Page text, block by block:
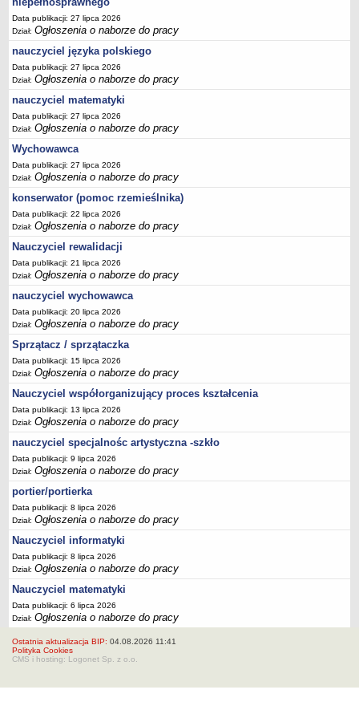
Data publikacji: 27 lipca 2026
Dział:Ogłoszenia o naborze do pracy
nauczyciel języka polskiego
Data publikacji: 27 lipca 2026
Dział:Ogłoszenia o naborze do pracy
nauczyciel matematyki
Data publikacji: 27 lipca 2026
Dział:Ogłoszenia o naborze do pracy
Wychowawca
Data publikacji: 27 lipca 2026
Dział:Ogłoszenia o naborze do pracy
konserwator (pomoc rzemieślnika)
Data publikacji: 22 lipca 2026
Dział:Ogłoszenia o naborze do pracy
Nauczyciel rewalidacji
Data publikacji: 21 lipca 2026
Dział:Ogłoszenia o naborze do pracy
nauczyciel wychowawca
Data publikacji: 20 lipca 2026
Dział:Ogłoszenia o naborze do pracy
Sprzątacz / sprzątaczka
Data publikacji: 15 lipca 2026
Dział:Ogłoszenia o naborze do pracy
Nauczyciel współorganizujący proces kształcenia
Data publikacji: 13 lipca 2026
Dział:Ogłoszenia o naborze do pracy
nauczyciel specjalnośc artystyczna -szkło
Data publikacji: 9 lipca 2026
Dział:Ogłoszenia o naborze do pracy
portier/portierka
Data publikacji: 8 lipca 2026
Dział:Ogłoszenia o naborze do pracy
Nauczyciel informatyki
Data publikacji: 8 lipca 2026
Dział:Ogłoszenia o naborze do pracy
Nauczyciel matematyki
Data publikacji: 6 lipca 2026
Dział:Ogłoszenia o naborze do pracy
Ostatnia aktualizacja BIP: 04.08.2026 11:41
Polityka Cookies
CMS i hosting: Logonet Sp. z o.o.